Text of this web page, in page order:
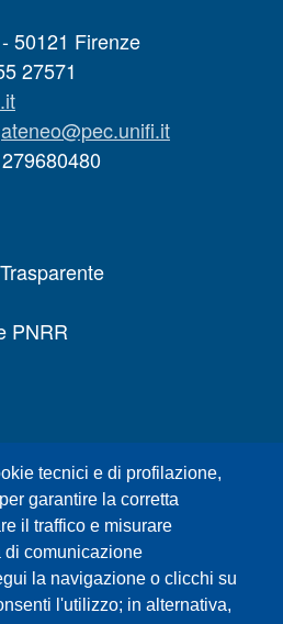
tecnici e di profilazione,
garantire la corretta
il traffico e misurare
di comunicazione
la navigazione o clicchi su
l'utilizzo; in alternativa,
50121 Firenze
27571
ateneo@pec.unifi.it
PNRR
con il Pubblico
web